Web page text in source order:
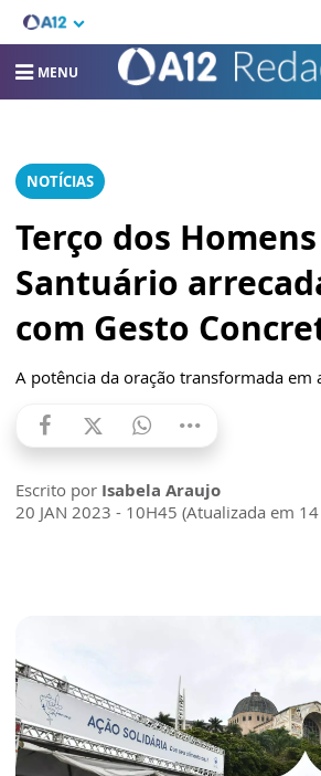
MENU
NOTÍCIAS
Terço dos
Santuário
com Gesto
A potência da oração transformada em
Escrito por Isabela Araujo
20 JAN 2023 - 10H45 (Atualizada em